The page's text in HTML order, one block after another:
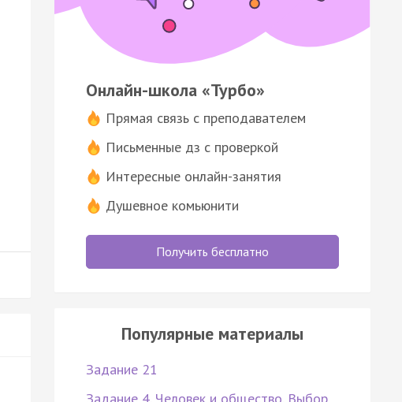
Онлайн-школа «Турбо»
Прямая связь с преподавателем
Письменные дз с проверкой
Интересные онлайн-занятия
Душевное комьюнити
Получить бесплатно
Популярные материалы
Задание 21